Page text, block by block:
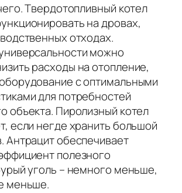
Твердотопливный котел
на дровах,
отходах.
можно
расходы на отопление,
с оптимальными
для потребностей
объекта. Пиролизный котел
если негде хранить большой
Антрацит обеспечивает
полезного
уголь – немного меньше,
меньше.